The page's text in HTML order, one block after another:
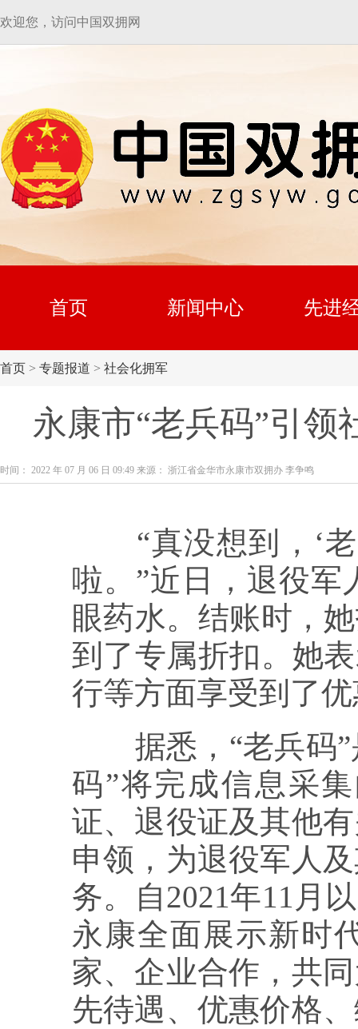
欢迎您，访问中国双拥网
首页 新闻中心 先进
首页 > 专题报道 > 社会化拥军
永康市“老兵码”引领
时间： 2022 年 07 月 06 日 09:49 来源： 浙江省金华市永康市双拥办 李争鸣
“真没想到，‘老
啦。”近日，退役
眼药水。结账时，
到了专属折扣。她
行等方面享受到了
据悉，“老兵码”
码”将完成信息采
证、退役证及其他
申领，为退役军人
务。自2021年11月
永康全面展示新时
家、企业合作，共
先待遇、优惠价格